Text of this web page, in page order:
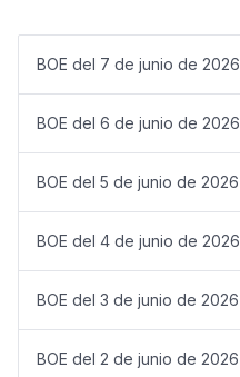
BOE del 7 de junio de 2026
BOE del 6 de junio de 2026
BOE del 5 de junio de 2026
BOE del 4 de junio de 2026
BOE del 3 de junio de 2026
BOE del 2 de junio de 2026